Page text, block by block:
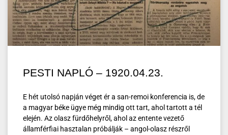
PESTI NAPLÓ – 1920.04.23.
E hét utolsó napján véget ér a san-remoi konferencia is, de
a magyar béke ügye még mindig ott tart, ahol tartott a tél
elején. Az olasz fürdőhelyről, ahol az entente vezető
államférfiai hasztalan próbálják – angol-olasz részről